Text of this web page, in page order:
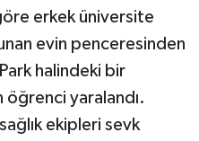
erkek üniversite
evin penceresinden
halindeki bir
yaralandı.
ekipleri sevk